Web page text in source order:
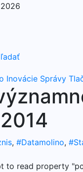
Inovácie Správy
, #Datamolino,
to read property